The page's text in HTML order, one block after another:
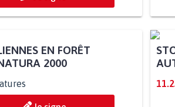
EN FORÊT
2000